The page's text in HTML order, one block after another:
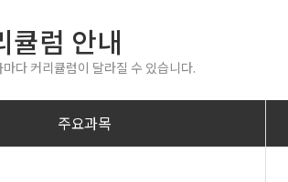
큘럼 안내
다 커리큘럼이 달라질 수 있습니다.
주요과목